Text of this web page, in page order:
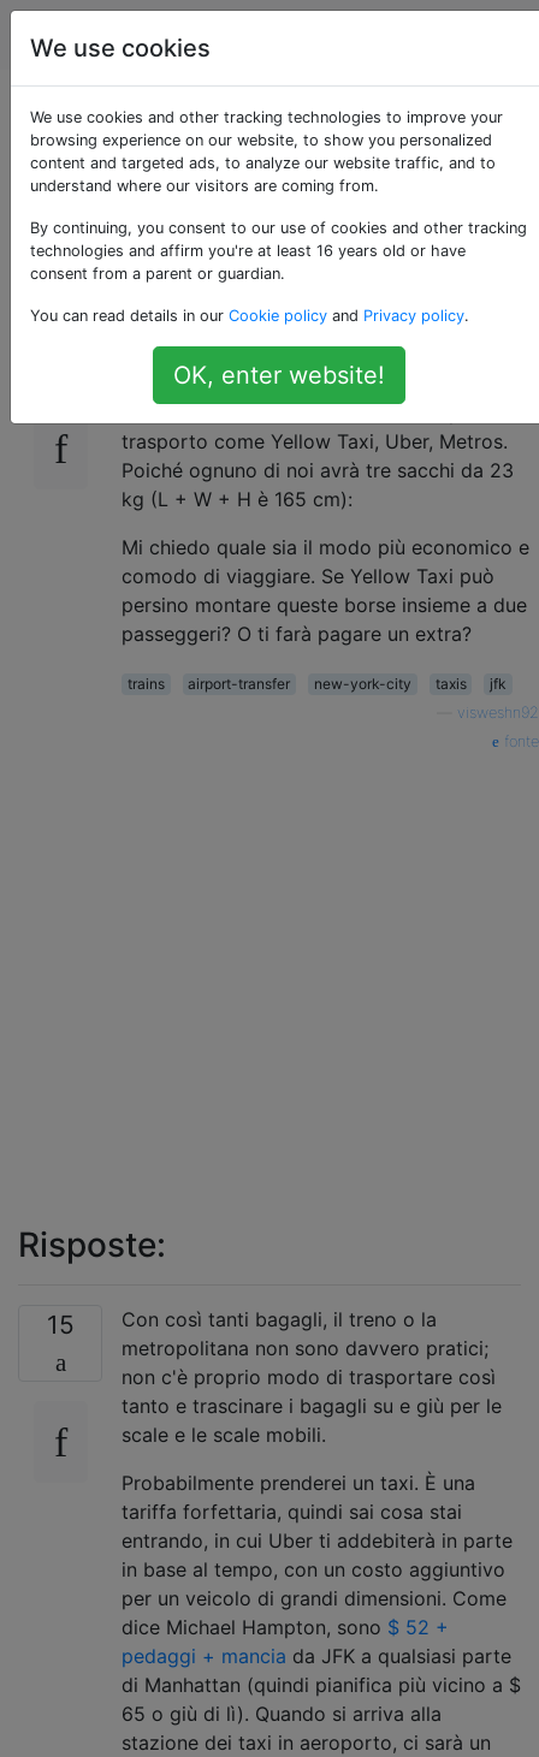
Viaggio
In viaggio da JFK a
Manhattan con 6
borse
8
Io e il mio amico ci trasferiremo negli Stati
Uniti. Atterreremo a New York City JFK verso
le 8:00 e la nostra destinazione è a
Manhattan. Sono a conoscenza di opzioni di
trasporto come Yellow Taxi, Uber, Metros.
Poiché ognuno di noi avrà tre sacchi da 23
kg (L + W + H è 165 cm):
Mi chiedo quale sia il modo più economico e
comodo di viaggiare. Se Yellow Taxi può
persino montare queste borse insieme a due
passeggeri? O ti farà pagare un extra?
trains airport-transfer new-york-city taxis
jfk
visweshn92
fonte
Risposte:
15
Con così tanti bagagli, il treno o la
metropolitana non sono davvero pratici;
non c'è proprio modo di trasportare così
tanto e trascinare i bagagli su e giù per le
scale e le scale mobili.
Probabilmente prenderei un taxi. È una
tariffa forfettaria, quindi sai cosa stai
entrando, in cui Uber ti addebiterà in parte
in base al tempo, con un costo aggiuntivo
per un veicolo di grandi dimensioni. Come
dice Michael Hampton, sono $ 52 +
pedaggi + mancia da JFK a qualsiasi parte
di Manhattan (quindi pianifica più vicino a $
65 o giù di lì). Quando si arriva alla
stazione dei taxi in aeroporto, ci sarà un
We use cookies
We use cookies and other tracking technologies to improve your
browsing experience on our website, to show you personalized
content and targeted ads, to analyze our website traffic, and to
understand where our visitors are coming from.
By continuing, you consent to our use of cookies and other tracking
technologies and affirm you're at least 16 years old or have
consent from a parent or guardian.
You can read details in our Cookie policy and Privacy policy.
OK, enter website!